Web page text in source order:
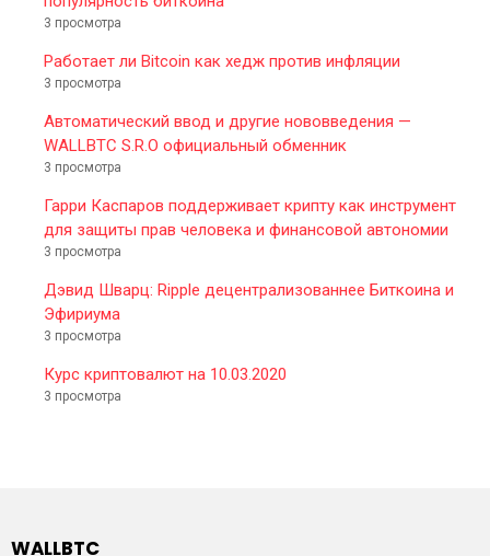
3 просмотра
Работает ли Bitcoin как хедж против инфляции
3 просмотра
Автоматический ввод и другие нововведения —
WALLBTC S.R.O официальный обменник
3 просмотра
Гарри Каспаров поддерживает крипту как инструмент
для защиты прав человека и финансовой автономии
3 просмотра
Дэвид Шварц: Ripple децентрализованнее Биткоина и
Эфириума
3 просмотра
Курс криптовалют на 10.03.2020
3 просмотра
WALLBTC